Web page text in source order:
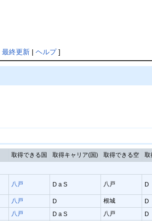
最終更新| ヘルプ]
取得できる国 取得キャリア(国) 取得できる空
取
八戸 D a S 八戸 D
八戸 D 根城
D
八戸 D a S 八戸
D